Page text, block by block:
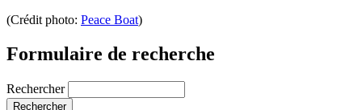
(Crédit photo: Peace Boat)
Formulaire de recherche
Rechercher